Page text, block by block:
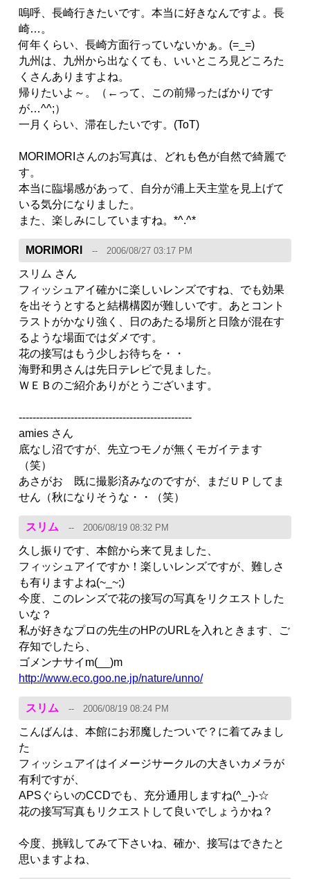
嗚呼、長崎行きたいです。本当に好きなんですよ。長
崎…。
何年くらい、長崎方面行っていないかぁ。(=_=)
九州は、九州から出なくても、いいところ見どころた
くさんありますよね。
帰りたいよ～。（←って、この前帰ったばかりです
が…^^;）
一月くらい、滞在したいです。(ToT)
MORIMORIさんのお写真は、どれも色が自然で綺麗で
す。
本当に臨場感があって、自分が浦上天主堂を見上げて
いる気分になりました。
また、楽しみにしていますね。*^.^*
MORIMORI 2006/08/27 03:17 PM
スリム さん
フィッシュアイ確かに楽しいレンズですね、でも効果
を出そうとすると結構構図が難しいです。あとコント
ラストがかなり強く、日のあたる場所と日陰が混在す
るような場面ではダメです。
花の接写はもう少しお待ちを・・
海野和男さんは先日テレビで見ました。
ＷＥＢのご紹介ありがとうございます。
--------------------------------------------------
amies さん
底なし沼ですが、先立つモノが無くモガイテます
（笑）
あさがお 既に撮影済みなのですが、まだＵＰしてま
せん（秋になりそうな・・（笑）
スリム 2006/08/19 08:32 PM
久し振りです、本館から来て見ました、
フィッシュアイですか！楽しいレンズですが、難しさ
も有りますよね(~_~;)
今度、このレンズで花の接写の写真をリクエストした
いな？
私が好きなプロの先生のHPのURLを入れときます、ご
存知でしたら、
ゴメンナサイm(__)m
http://www.eco.goo.ne.jp/nature/unno/
スリム 2006/08/19 08:24 PM
こんばんは、本館にお邪魔したついで？に着てみまし
た
フィッシュアイはイメージサークルの大きいカメラが
有利ですが、
APSぐらいのCCDでも、充分通用しますね(^_-)-☆
花の接写写真もリクエストして良いでしょうかね？
今度、挑戦してみて下さいね、確か、接写はできたと
思いますよね、